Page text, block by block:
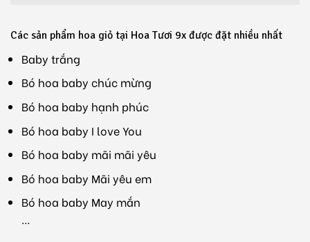
Các sản phẩm hoa giỏ tại Hoa Tươi 9x được đặt nhiều nhất
Baby trắng
Bó hoa baby chúc mừng
Bó hoa baby hạnh phúc
Bó hoa baby I love You
Bó hoa baby mãi mãi yêu
Bó hoa baby Mãi yêu em
Bó hoa baby May mắn
…